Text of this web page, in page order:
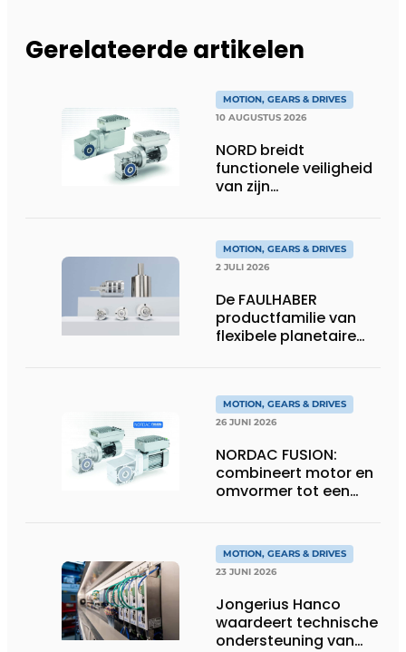
Gerelateerde artikelen
MOTION, GEARS & DRIVES
10 AUGUSTUS 2026
NORD breidt
functionele veiligheid
van zijn
MOTION, GEARS & DRIVES
2 JULI 2026
De FAULHABER
productfamilie van
flexibele planetaire
MOTION, GEARS & DRIVES
26 JUNI 2026
NORDAC FUSION:
combineert motor en
omvormer tot een
eenheid
MOTION, GEARS & DRIVES
23 JUNI 2026
Jongerius Hanco
waardeert technische
ondersteuning van